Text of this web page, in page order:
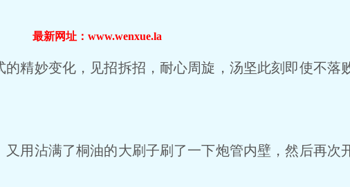
最新网址：www.wenxue.la
精妙变化，见招拆招，耐心周旋，汤坚此刻即使不落
用沾满了桐油的大刷子刷了一下炮管内壁，然后再次